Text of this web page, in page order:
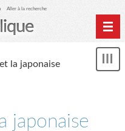
Aller à la recherche
grave
la japonaise
japonaise